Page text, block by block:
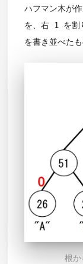
ハフマン木が
を、右 1 を割
を書き並べた
根